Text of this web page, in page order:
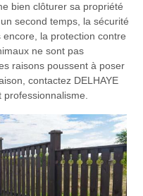
bien clôturer sa propriété
second temps, la sécurité
encore, la protection contre
ne sont pas
raisons poussent à poser
contactez DELHAYE
professionnalisme.